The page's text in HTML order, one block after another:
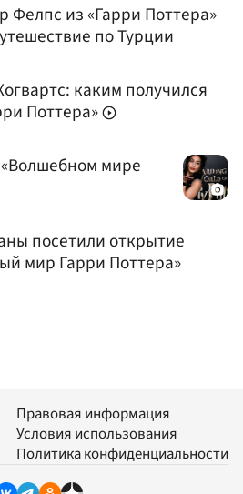
из «Гарри Поттера»
по Турции
каким получился
Поттера»
мире
посетили открытие
мир Гарри Поттера»
Правовая информация
Условия использования
Политика конфиденциальности